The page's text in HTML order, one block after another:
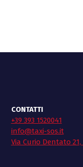
CONTATTI
+39 393 1520041
info@taxi-sos.it
Via Curio Dentato